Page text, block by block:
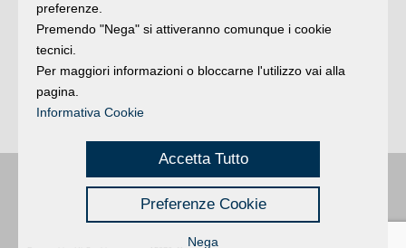
coinvolti e dagli studenti.
Una giornata, insomma, di autentica festa e
partecipazione, che in serata avrà degno
compimento con il tradizionale concerto eseguito
dalla Banda della Città di Rimini, con appuntamento
alle ore 21,00 in Piazza Cavour.
Buongiorno:Riminié una testata registrata presso il Tribunale di Rimini
registrazione n. 2 /28/02/2012| © 2024 buongiornoRimini
Privacy | Credits
preferenze.
Premendo "Nega" si attiveranno comunque i cookie
tecnici.
Per maggiori informazioni o bloccarne l'utilizzo vai alla
pagina.
Informativa Cookie
Accetta Tutto
Preferenze Cookie
Nega